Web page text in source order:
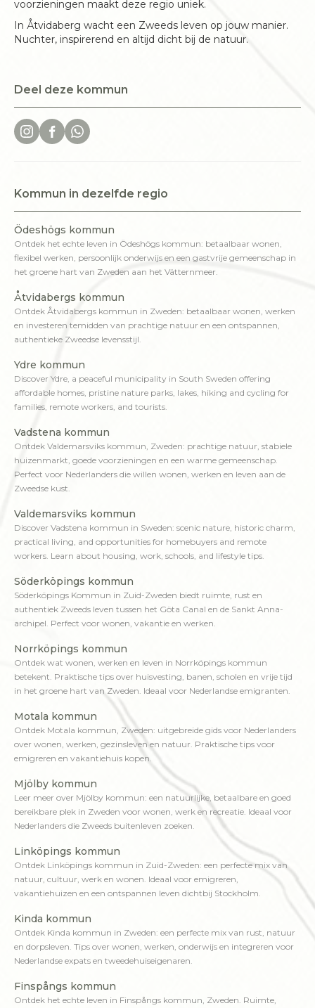
voorzieningen maakt deze regio uniek.
In Åtvidaberg wacht een Zweeds leven op jouw manier.
Nuchter, inspirerend en altijd dicht bij de natuur.
Deel deze kommun
Kommun in dezelfde regio
Ödeshögs kommun
Ontdek het echte leven in Ödeshögs kommun: betaalbaar wonen,
flexibel werken, persoonlijk onderwijs en een gastvrije gemeenschap in
het groene hart van Zweden aan het Vätternmeer.
Åtvidabergs kommun
Ontdek Åtvidabergs kommun in Zweden: betaalbaar wonen, werken
en investeren temidden van prachtige natuur en een ontspannen,
authentieke Zweedse levensstijl.
Ydre kommun
Discover Ydre, a peaceful municipality in South Sweden offering
affordable homes, pristine nature parks, lakes, hiking and cycling for
families, remote workers, and tourists.
Vadstena kommun
Ontdek Valdemarsviks kommun, Zweden: prachtige natuur, stabiele
huizenmarkt, goede voorzieningen en een warme gemeenschap.
Perfect voor Nederlanders die willen wonen, werken en leven aan de
Zweedse kust.
Valdemarsviks kommun
Discover Vadstena kommun in Sweden: scenic nature, historic charm,
practical living, and opportunities for homebuyers and remote
workers. Learn about housing, work, schools, and lifestyle tips.
Söderköpings kommun
Söderköpings Kommun in Zuid-Zweden biedt ruimte, rust en
authentiek Zweeds leven tussen het Göta Canal en de Sankt Anna-
archipel. Perfect voor wonen, vakantie en werken.
Norrköpings kommun
Ontdek wat wonen, werken en leven in Norrköpings kommun
betekent. Praktische tips over huisvesting, banen, scholen en vrije tijd
in het groene hart van Zweden. Ideaal voor Nederlandse emigranten.
Motala kommun
Ontdek Motala kommun, Zweden: uitgebreide gids voor Nederlanders
over wonen, werken, gezinsleven en natuur. Praktische tips voor
emigreren en vakantiehuis kopen.
Mjölby kommun
Leer meer over Mjölby kommun: een natuurlijke, betaalbare en goed
bereikbare plek in Zweden voor wonen, werk en recreatie. Ideaal voor
Nederlanders die Zweeds buitenleven zoeken.
Linköpings kommun
Ontdek Linköpings kommun in Zuid-Zweden: een perfecte mix van
natuur, cultuur, werk en wonen. Ideaal voor emigreren,
vakantiehuizen en een ontspannen leven dichtbij Stockholm.
Kinda kommun
Ontdek Kinda kommun in Zweden: een perfecte mix van rust, natuur
en dorpsleven. Tips over wonen, werken, onderwijs en integreren voor
Nederlandse expats en tweedehuiseigenaren.
Finspångs kommun
Ontdek het echte leven in Finspångs kommun, Zweden. Ruimte,